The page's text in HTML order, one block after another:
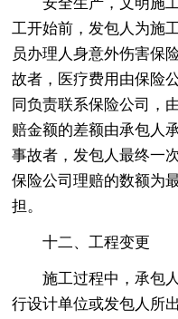
工开始前，发包人为施
员办理人身意外伤害保
故者，医疗费用由保险
同负责联系保险公司，
赔金额的差额由承包人
事故者，发包人最终一
保险公司理赔的数额为
担。
十二、工程变更
施工过程中，承包
行设计单位或发包人所